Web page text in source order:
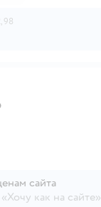
98
сайта
как на сайте»